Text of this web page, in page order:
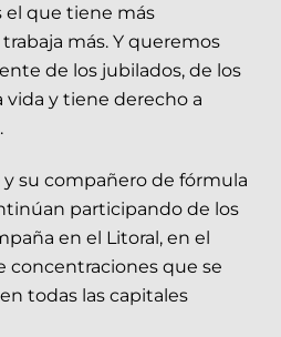
el que tiene más
más. Y queremos
de los jubilados, de los
vida y tiene derecho a
su compañero de fórmula
participando de los
en el Litoral, en el
concentraciones que se
todas las capitales